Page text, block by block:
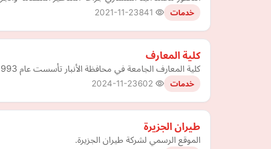
خدمات 2021-11-23
كلية المعارف
كلية المعارف الجامعة في محافظة الأنبار تأسست عام 1993 وفق قانون الجامعات والكليات الأهلية المرقم 13 لسنة 1996 المعدَل وتم توثيق الاعتراف لاحقاً في الكتاب لمرقم ص ب 4042/11
خدمات 2024-11-23
طيران الجزيرة
الموقع الرسمي لشركة طيران الجزيرة.